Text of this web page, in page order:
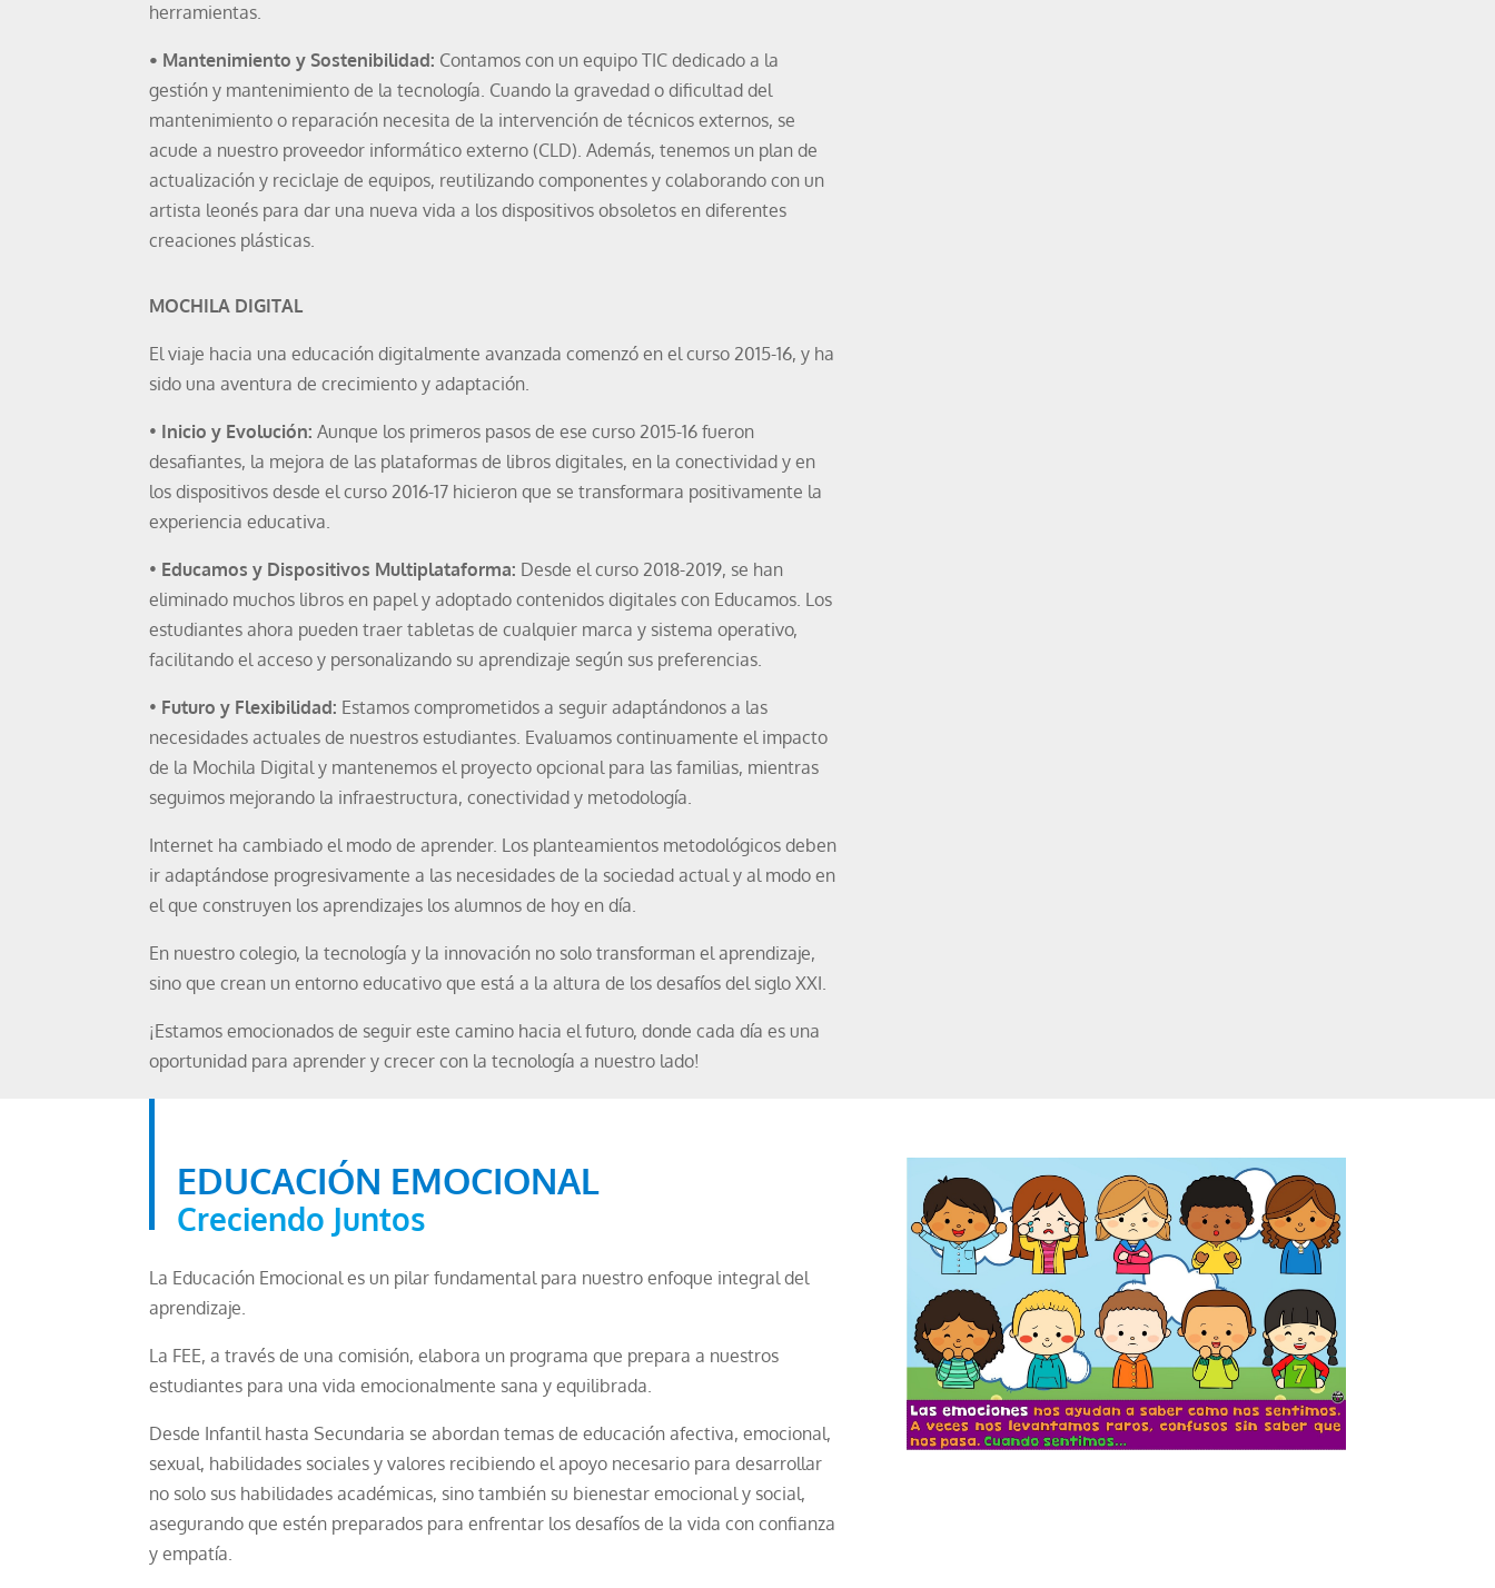
herramientas.
• Mantenimiento y Sostenibilidad: Contamos con un equipo TIC dedicado a la
gestión y mantenimiento de la tecnología. Cuando la gravedad o dificultad del
mantenimiento o reparación necesita de la intervención de técnicos externos, se
acude a nuestro proveedor informático externo (CLD). Además, tenemos un plan de
actualización y reciclaje de equipos, reutilizando componentes y colaborando con un
artista leonés para dar una nueva vida a los dispositivos obsoletos en diferentes
creaciones plásticas.
MOCHILA DIGITAL
El viaje hacia una educación digitalmente avanzada comenzó en el curso 2015-16, y ha
sido una aventura de crecimiento y adaptación.
• Inicio y Evolución: Aunque los primeros pasos de ese curso 2015-16 fueron
desafiantes, la mejora de las plataformas de libros digitales, en la conectividad y en
los dispositivos desde el curso 2016-17 hicieron que se transformara positivamente la
experiencia educativa.
• Educamos y Dispositivos Multiplataforma: Desde el curso 2018-2019, se han
eliminado muchos libros en papel y adoptado contenidos digitales con Educamos. Los
estudiantes ahora pueden traer tabletas de cualquier marca y sistema operativo,
facilitando el acceso y personalizando su aprendizaje según sus preferencias.
• Futuro y Flexibilidad: Estamos comprometidos a seguir adaptándonos a las
necesidades actuales de nuestros estudiantes. Evaluamos continuamente el impacto
de la Mochila Digital y mantenemos el proyecto opcional para las familias, mientras
seguimos mejorando la infraestructura, conectividad y metodología.
Internet ha cambiado el modo de aprender. Los planteamientos metodológicos deben
ir adaptándose progresivamente a las necesidades de la sociedad actual y al modo en
el que construyen los aprendizajes los alumnos de hoy en día.
En nuestro colegio, la tecnología y la innovación no solo transforman el aprendizaje,
sino que crean un entorno educativo que está a la altura de los desafíos del siglo XXI.
¡Estamos emocionados de seguir este camino hacia el futuro, donde cada día es una
oportunidad para aprender y crecer con la tecnología a nuestro lado!
EDUCACIÓN EMOCIONAL
Creciendo Juntos
La Educación Emocional es un pilar fundamental para nuestro enfoque integral del
aprendizaje.
La FEE, a través de una comisión, elabora un programa que prepara a nuestros
estudiantes para una vida emocionalmente sana y equilibrada.
Desde Infantil hasta Secundaria se abordan temas de educación afectiva, emocional,
sexual, habilidades sociales y valores recibiendo el apoyo necesario para desarrollar
no solo sus habilidades académicas, sino también su bienestar emocional y social,
asegurando que estén preparados para enfrentar los desafíos de la vida con confianza
y empatía.